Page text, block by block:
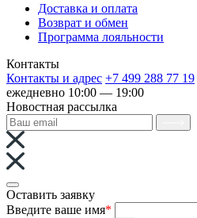
Доставка и оплата
Возврат и обмен
Программа лояльности
Контакты
Контакты и адрес +7 499 288 77 19
ежедневно 10:00 — 19:00
Новостная рассылка
Оставить заявку
Введите ваше имя*